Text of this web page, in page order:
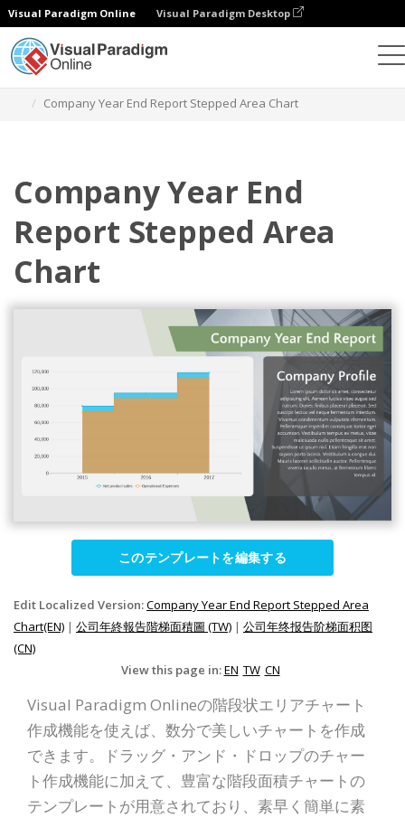
Visual Paradigm Online Visual Paradigm Desktop
Company Year End Report Stepped Area Chart
Company Year End
Report Stepped Area
Chart
このテンプレートを編集する
Edit Localized Version:Company Year End Report Stepped Area
Chart(EN) | 公司年終報告階梯面積圖 (TW) | 公司年终报告阶梯面积图
(CN)
View this page in:EN TW CN
Visual Paradigm Onlineの階段状エリアチャート
作成機能を使えば、数分で美しいチャートを作成
できます。ドラッグ・アンド・ドロップのチャー
ト作成機能に加えて、豊富な階段面積チャートの
テンプレートが用意されており、素早く簡単に素